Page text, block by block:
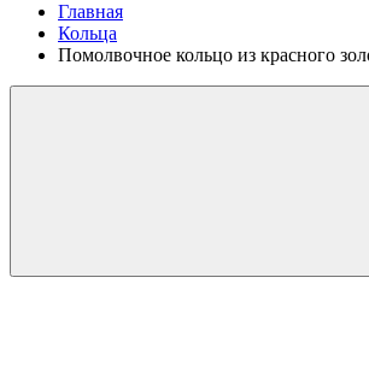
Главная
Кольца
Помолвочное кольцо из красного